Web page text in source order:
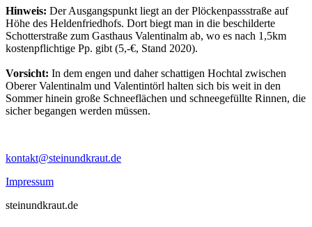
Hinweis: Der Ausgangspunkt liegt an der Plöckenpassstraße auf
Höhe des Heldenfriedhofs. Dort biegt man in die beschilderte
Schotterstraße zum Gasthaus Valentinalm ab, wo es nach 1,5km
kostenpflichtige Pp. gibt (5,-€, Stand 2020).
Vorsicht: In dem engen und daher schattigen Hochtal zwischen
Oberer Valentinalm und Valentintörl halten sich bis weit in den
Sommer hinein große Schneeflächen und schneegefüllte Rinnen, die
sicher begangen werden müssen.
kontakt@steinundkraut.de
Impressum
steinundkraut.de